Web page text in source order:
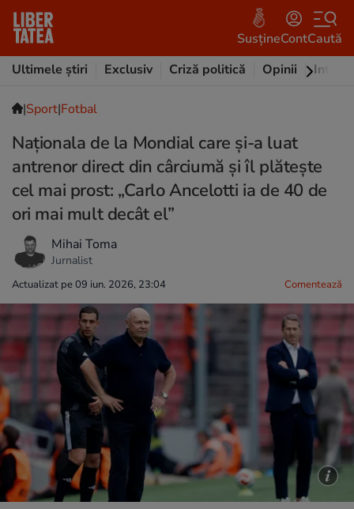
SusțineContCaută
Ultimele știri
Exclusiv Criză politică Opinii
|Sport|Fotbal
Naționala de la Mondial care și-a luat
antrenor direct din cârciumă și îl plătește
cel mai prost: „Carlo Ancelotti ia de 40 de
ori mai mult decât el”
Mihai Toma
Jurnalist
Actualizat pe 09 iun. 2026, 23:04 Comentează